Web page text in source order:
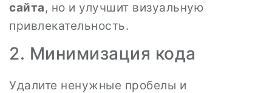
сайта, но и улучшит визуальную
привлекательность.
2. Минимизация кода
Удалите ненужные пробелы и